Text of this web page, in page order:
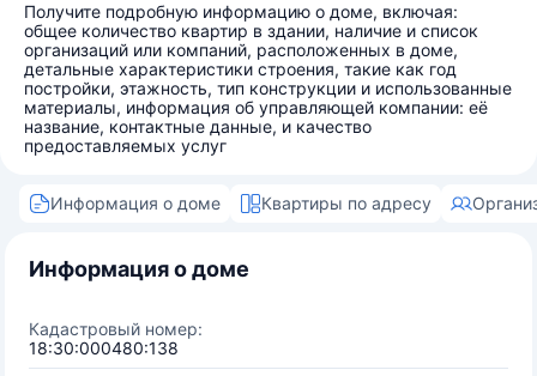
Получите подробную информацию о доме, включая:
общее количество квартир в здании, наличие и список
организаций или компаний, расположенных в доме,
детальные характеристики строения, такие как год
постройки, этажность, тип конструкции и использованные
материалы, информация об управляющей компании: её
название, контактные данные, и качество
предоставляемых услуг
Информация о доме Квартиры по адресу
Информация о доме
Кадастровый номер:
18:30:000480:138